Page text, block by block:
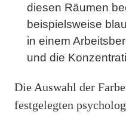
diesen Räumen
beispielsweise
in einem
und die
Die Auswahl der
festgelegten